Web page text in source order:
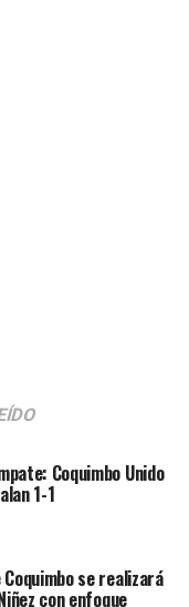
Coquimbo Unido
1-1
Coquimbo se realizará
con enfoque